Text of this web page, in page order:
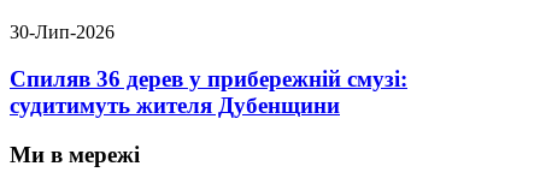
30-Лип-2026
Спиляв 36 дерев у прибережній смузі:
судитимуть жителя Дубенщини
Ми в мережі